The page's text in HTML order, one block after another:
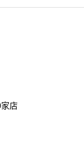
店